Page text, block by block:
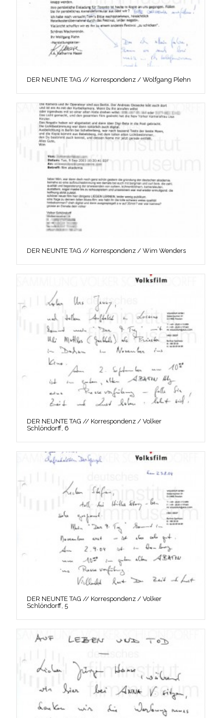
DER NEUNTE TAG // Korrespondenz / Wolfgang Plehn
DER NEUNTE TAG // Korrespondenz / Wim Wenders
DER NEUNTE TAG // Korrespondenz / Volker
Schlöndorff, 6
DER NEUNTE TAG // Korrespondenz / Volker
Schlöndorff, 5